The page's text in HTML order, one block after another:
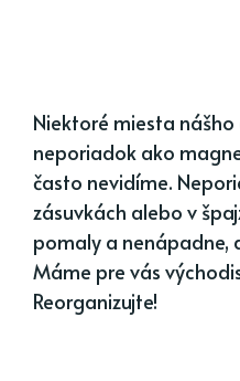
Niektoré miesta
neporiadok ako
často nevidíme.
zásuvkách alebo v
pomaly a nenápadne,
Máme pre vás
Reorganizujte!